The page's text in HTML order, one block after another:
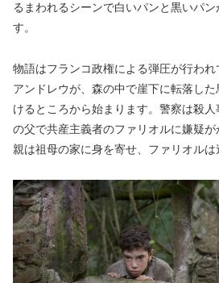
るまわれるシーンで白いパンと黒いパ
す。
物語はフランコ政権による弾圧が行わ
アンドレウが、森の中で崖下に転落し
けるところから始まります。警察は殺
の父で共産主義者のファリオルに嫌疑
親は祖母の家に身を寄せ、ファリオルは